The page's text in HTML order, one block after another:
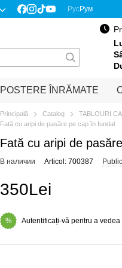
РусРум
POSTERE ÎNRĂMATE
Principală Catalog TABLOURI
Fată cu aripi de pasăre pe cap în fundal
Fată cu aripi de
В наличии Articol: 700387
350Lei
% Autentificați-vă pentru a